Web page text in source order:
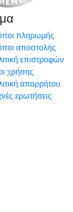
πληρωμής
αποστολής
επιστροφών
χρήσης
απορρήτου
ερωτήσεις